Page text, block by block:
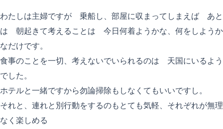
わたしは主婦ですが 乗船し、部屋に収まってしまえば あと
は 朝起きて考えることは 今日何着ようかな、何をしようか
なだけです。
食事のことを一切、考えないでいられるのは 天国にいるよう
でした。
ホテルと一緒ですから勿論掃除もしなくてもいいですし。
それと、連れと別行動をするのもとても気軽、それぞれが無理
なく楽しめる